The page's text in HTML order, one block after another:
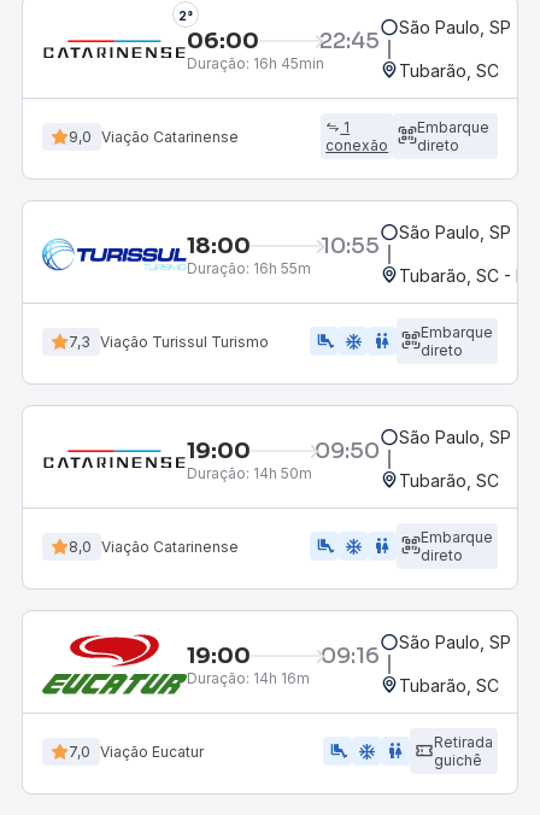
2°
06:00 22:45
Duração: 16h 45min
São Paulo, SP -
Tubarão, SC
9,0 Viação Catarinense
1
conexão
Embarque
direto
18:00 10:55
Duração: 16h 55m
São Paulo, SP -
Tubarão, SC -
7,3 Viação Turissul Turismo airline_seat_legroom_extra ac_unit wc
Embarque
direto
19:00 09:50
Duração: 14h 50m
São Paulo, SP -
Tubarão, SC
8,0 Viação Catarinense airline_seat_legroom_extra ac_unit WC
Embarque
direto
19:00 09:16
Duração: 14h 16m
São Paulo, SP -
Tubarão, SC
7,0 Viação Eucatur airline_seat_legroom_extra ac_unit WC
Retirada
guichê